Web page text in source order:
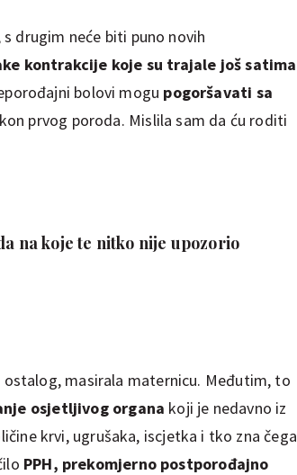
drugim neće biti puno novih
kontrakcije koje su trajale još satima
bolovi mogu pogoršavati sa
prvog poroda. Mislila sam da ću roditi
na koje te nitko nije upozorio
masirala maternicu. Međutim, to
osjetljivog organa koji je nedavno iz
krvi, ugrušaka, iscjetka i tko zna čega
PPH, prekomjerno postporođajno